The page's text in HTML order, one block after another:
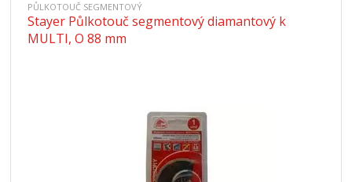
PŮLKOTOUČ SEGMENTOVÝ
Stayer Půlkotouč segmentový diamantový k
MULTI, O 88 mm